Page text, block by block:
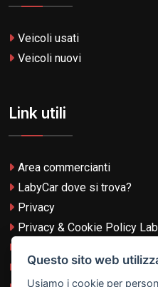
Veicoli usati
Veicoli nuovi
Link utili
Area commercianti
LabyCar dove si trova?
Privacy
Privacy & Cookie Policy
Termini e Condizioni
Questo sito web
Usiamo i cookie per